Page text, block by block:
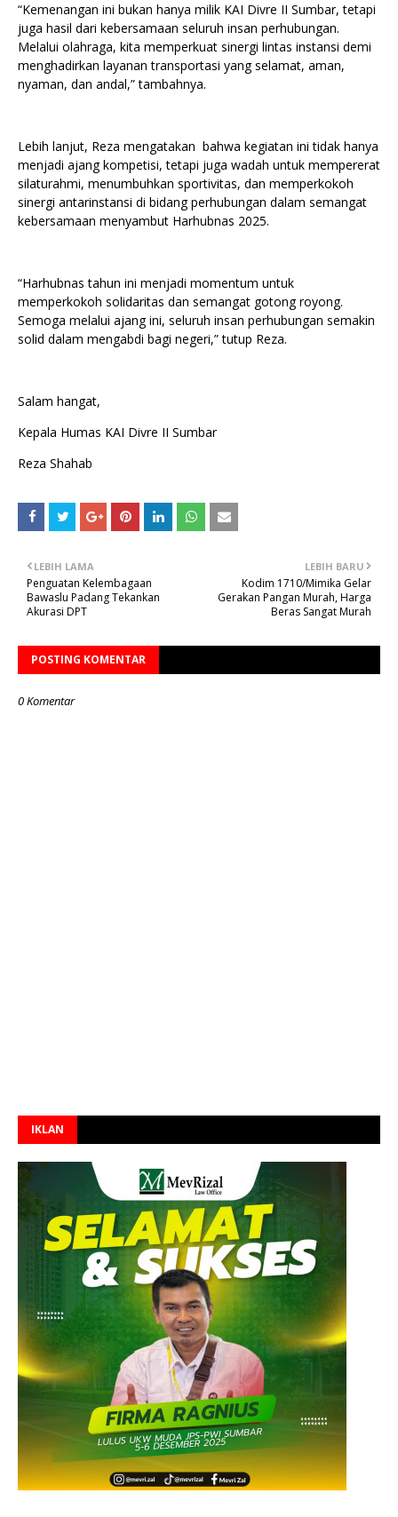
“Kemenangan ini bukan hanya milik KAI Divre II Sumbar, tetapi
juga hasil dari kebersamaan seluruh insan perhubungan.
Melalui olahraga, kita memperkuat sinergi lintas instansi demi
menghadirkan layanan transportasi yang selamat, aman,
nyaman, dan andal,” tambahnya.
Lebih lanjut, Reza mengatakan bahwa kegiatan ini tidak hanya
menjadi ajang kompetisi, tetapi juga wadah untuk mempererat
silaturahmi, menumbuhkan sportivitas, dan memperkokoh
sinergi antarinstansi di bidang perhubungan dalam semangat
kebersamaan menyambut Harhubnas 2025.
“Harhubnas tahun ini menjadi momentum untuk
memperkokoh solidaritas dan semangat gotong royong.
Semoga melalui ajang ini, seluruh insan perhubungan semakin
solid dalam mengabdi bagi negeri,” tutup Reza.
Salam hangat,
Kepala Humas KAI Divre II Sumbar
Reza Shahab
LEBIH BARU
Kodim 1710/Mimika Gelar
Gerakan Pangan Murah, Harga
Beras Sangat Murah
LEBIH LAMA
Penguatan Kelembagaan
Bawaslu Padang Tekankan
Akurasi DPT
POSTING KOMENTAR
0 Komentar
IKLAN